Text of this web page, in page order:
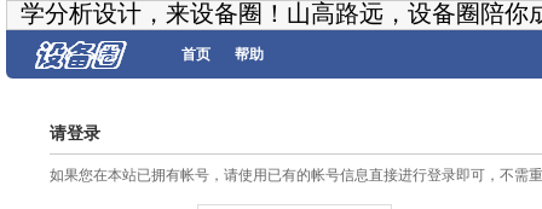
学分析设计，来设备圈！山高路远，设备圈陪你
首页 帮助
请登录
如果您在本站已拥有帐号，请使用已有的帐号信息直接进行登录即可，不需